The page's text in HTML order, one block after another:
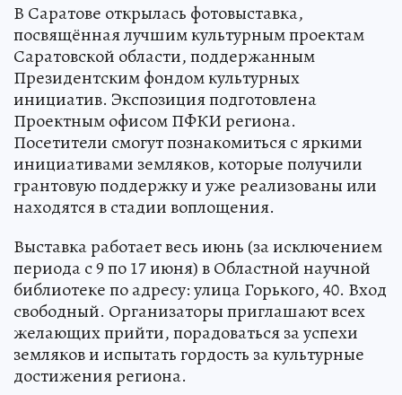
В Саратове открылась фотовыставка,
посвящённая лучшим культурным проектам
Саратовской области, поддержанным
Президентским фондом культурных
инициатив. Экспозиция подготовлена
Проектным офисом ПФКИ региона.
Посетители смогут познакомиться с яркими
инициативами земляков, которые получили
грантовую поддержку и уже реализованы или
находятся в стадии воплощения.
Выставка работает весь июнь (за исключением
периода с 9 по 17 июня) в Областной научной
библиотеке по адресу: улица Горького, 40. Вход
свободный. Организаторы приглашают всех
желающих прийти, порадоваться за успехи
земляков и испытать гордость за культурные
достижения региона.